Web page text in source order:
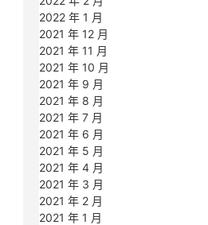
2022 年 1 月
2021 年 12 月
2021 年 11 月
2021 年 10 月
2021 年 9 月
2021 年 8 月
2021 年 7 月
2021 年 6 月
2021 年 5 月
2021 年 4 月
2021 年 3 月
2021 年 2 月
2021 年 1 月